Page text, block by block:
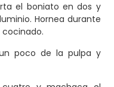
el boniato en dos y
Hornea durante
poco de la pulpa y